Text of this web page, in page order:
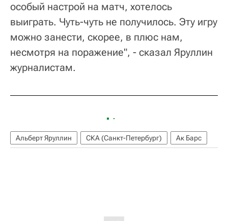
особый настрой на матч, хотелось
выиграть. Чуть-чуть не получилось. Эту игру
можно занести, скорее, в плюс нам,
несмотря на поражение", - сказал Яруллин
журналистам.
Альберт Яруллин СКА (Санкт-Петербург) Ак Барс